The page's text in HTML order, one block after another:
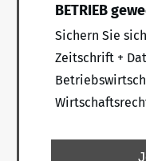
BETRIEB
Sichern Sie
Zeitschrift +